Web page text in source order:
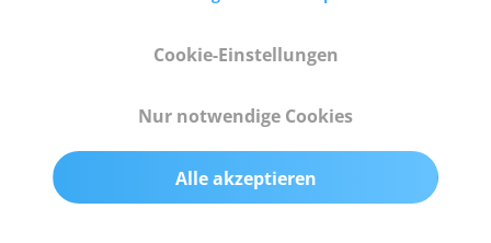
Gewicht
Cookie-Einstellungen
Nur notwendige Cookies
Alle akzeptieren